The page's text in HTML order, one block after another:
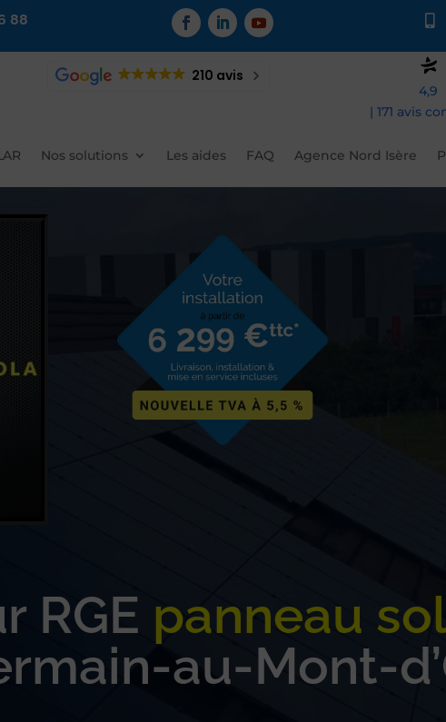
88
210 avis
4,9
| 171 avis
Nos solutions Les aides FAQ Agence Nord Isère
RGE panneau
au-Mont-